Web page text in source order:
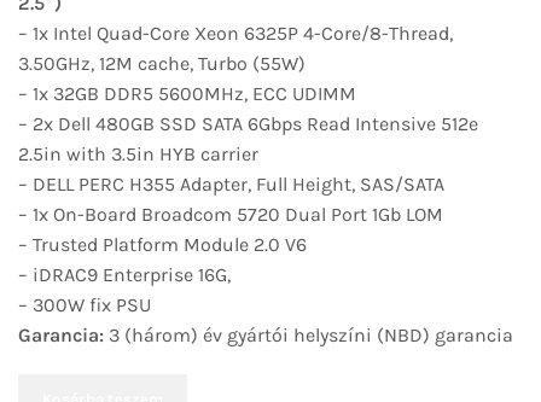
– 1x Intel Quad-Core Xeon 6325P 4-Core/8-Thread,
3.50GHz, 12M cache, Turbo (55W)
– 1x 32GB DDR5 5600MHz, ECC UDIMM
– 2x Dell 480GB SSD SATA 6Gbps Read Intensive 512e
2.5in with 3.5in HYB carrier
– DELL PERC H355 Adapter, Full Height, SAS/SATA
– 1x On-Board Broadcom 5720 Dual Port 1Gb LOM
– Trusted Platform Module 2.0 V6
– iDRAC9 Enterprise 16G,
– 300W fix PSU
Garancia: 3 (három) év gyártói helyszíni (NBD) garancia